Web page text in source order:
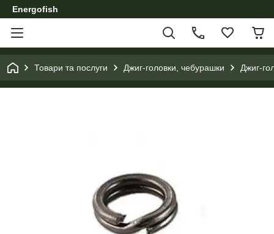
Energofish
Товари та послуги Джиг-головки, чебурашки Джиг-